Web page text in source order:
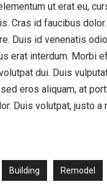
ut erat eu,
Cras id faucibus
Duis id venenatis
erat interdum. Morbi
dui. Duis
eros aliquam, at
Duis volutpat, justo
Building Remodel